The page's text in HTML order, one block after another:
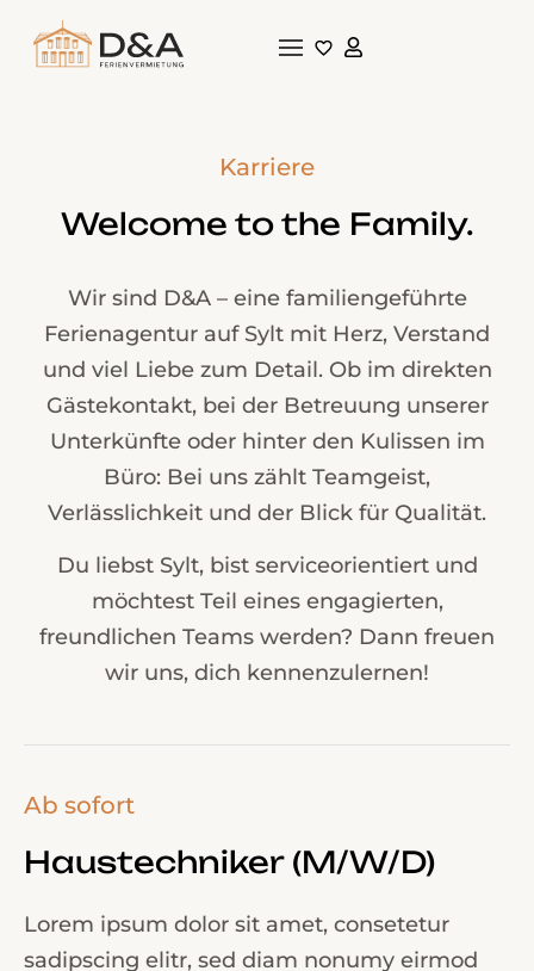
Karriere
Welcome to the Family.
Wir sind D&A – eine familiengeführte
Ferienagentur auf Sylt mit Herz, Verstand
und viel Liebe zum Detail. Ob im direkten
Gästekontakt, bei der Betreuung unserer
Unterkünfte oder hinter den Kulissen im
Büro: Bei uns zählt Teamgeist,
Verlässlichkeit und der Blick für Qualität.
Du liebst Sylt, bist serviceorientiert und
möchtest Teil eines engagierten,
freundlichen Teams werden? Dann freuen
wir uns, dich kennenzulernen!
Ab sofort
Haustechniker (M/W/D)
Lorem ipsum dolor sit amet, consetetur
sadipscing elitr, sed diam nonumy eirmod